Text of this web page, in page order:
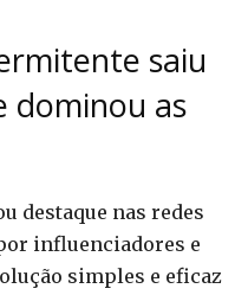
saiu
dominou as
destaque nas redes
influenciadores e
simples e eficaz